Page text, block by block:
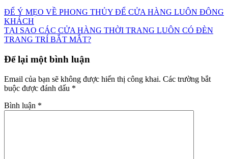
Điều
hướng
bài
viết
ĐỂ Ý MẸO VỀ PHONG THỦY ĐỂ CỬA HÀNG LUÔN ĐÔNG
KHÁCH
TẠI SAO CÁC CỬA HÀNG THỜI TRANG LUÔN CÓ ĐÈN
TRANG TRÍ BẮT MẮT?
Để lại một bình luận
Email của bạn sẽ không được hiển thị công khai. Các trường bắt
buộc được đánh dấu *
Bình luận *